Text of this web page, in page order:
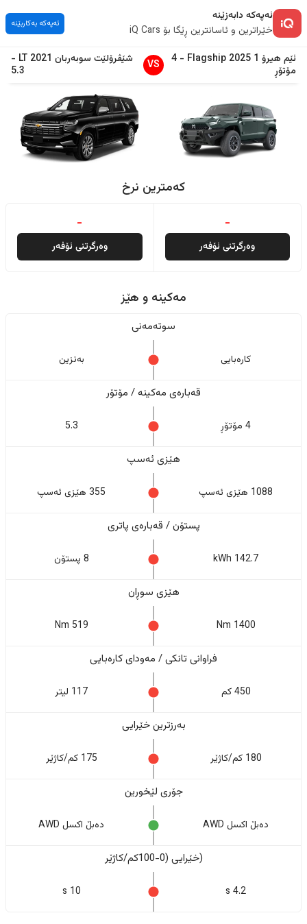
ئەپەکە دابەزێنە
خێراترین و ئاسانترین ڕێگا بۆ iQ Cars
ئەپەکە بەکاربێنە
ئێم هیرۆ 1
2025
Flagship
-
4
مۆتۆڕ
VS شێڤرۆلێت سوبەربان 2021
LT
-
5.3
کەمترین نرخ
-
وەرگرتنی ئۆفەر
-
وەرگرتنی ئۆفەر
مەکینە و هێز
سوتەمەنی
کارەبایی بەنزین
قەبارەی مەکینە / مۆتۆر
4 مۆتۆڕ 5.3
هێزی ئەسپ
1088 هێزی ئەسپ 355 هێزی ئەسپ
پستۆن / قەبارەی پاتری
142.7 kWh 8 پستۆن
هێزی سوڕان
1400 Nm
519 Nm
فراوانی تانکی / مەودای کارەبایی
450 كم 117 لیتر
بەرزترین خێرایی
180 کم/کاژێر 175 کم/کاژێر
جۆری لێخورین
دەبڵ اکسل AWD دەبڵ اکسل AWD
(خێرایی (0-100کم/کاژێر
4.2 s
10 s